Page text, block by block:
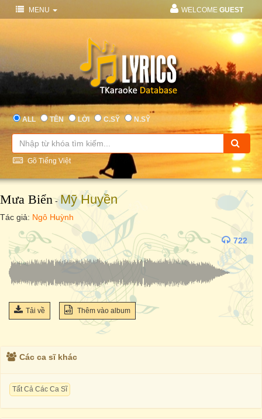
MENU WELCOME GUEST
ALL TÊN LỜI C.SỸ N.SỸ
Gõ Tiếng Việt
Mưa Biển-Mỹ Huyền
Tác giả: Ngô Huỳnh
722
Tải về Thêm vào album
Các ca sĩ khác
Tất Cả Các Ca Sĩ